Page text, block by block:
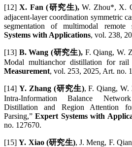
[12]X. Fan (研究生), W. Zhou*, X.
adjacent-layer coordination symmetric
segmentation of multimodal remote
Systems with Applications, vol. 238,
[13] B. Wang (研究生),F. Qiang, W.
Modal multianchor distillation for rail
Measurement, vol. 253, 2025, Art. no.
[14] Y. Zhang (研究生), F. Qiang,
Intra-Information Balance
Distillation and Region Attention
Parsing,” Expert Systems with
no. 127670.
[15]Y. Xiao (研究生), J. Meng, F.